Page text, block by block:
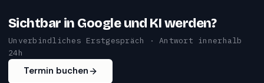
Sichtbar in Google und KI werden?
Unverbindliches Erstgespräch · Antwort innerhalb
24h
Termin buchen